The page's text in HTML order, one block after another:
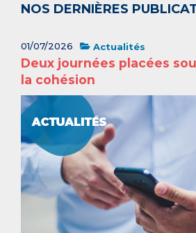
NOS DERNIÈRES
01/07/2026 Actualités
Deux journées placées
la cohésion